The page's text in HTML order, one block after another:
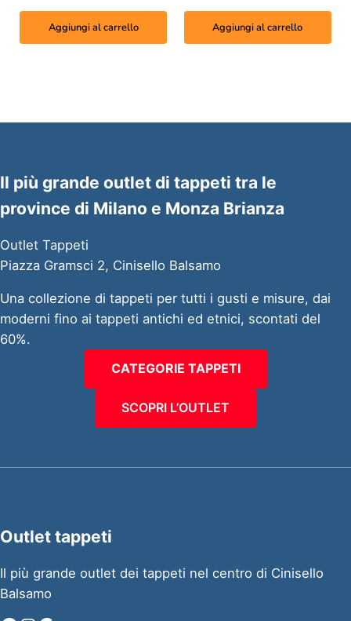
Aggiungi al carrello Aggiungi al carrello
Il più grande outlet di tappeti tra le
province di Milano e Monza Brianza
Outlet Tappeti
Piazza Gramsci 2, Cinisello Balsamo
Una collezione di tappeti per tutti i gusti e misure, dai
moderni fino ai tappeti antichi ed etnici, scontati del
60%.
CATEGORIE TAPPETI
SCOPRI L’OUTLET
Outlet tappeti
Il più grande outlet dei tappeti nel centro di Cinisello
Balsamo